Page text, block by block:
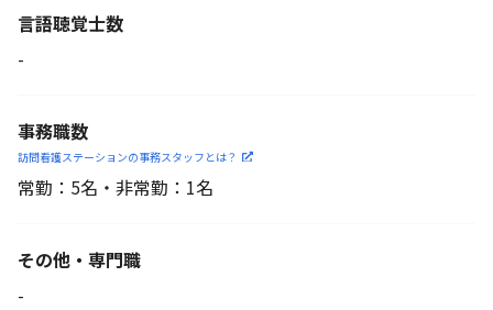
言語聴覚士数
-
事務職数
訪問看護ステーションの事務スタッフとは？
常勤：5名・非常勤：1名
その他・専門職
-